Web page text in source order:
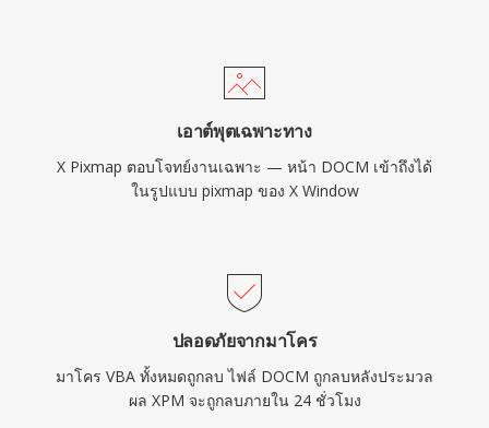
เอาต์พุตเฉพาะทาง
X Pixmap ตอบโจทย์งานเฉพาะ — หน้า DOCM เข้าถึงได้
ในรูปแบบ pixmap ของ X Window
ปลอดภัยจากมาโคร
มาโคร VBA ทั้งหมดถูกลบ ไฟล์ DOCM ถูกลบหลังประมวล
ผล XPM จะถูกลบภายใน 24 ชั่วโมง